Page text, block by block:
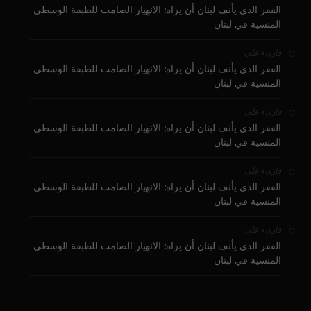
الفقر الذي يأنف لبنان أن يراه: الانهيار الصامت للطبقة الوسطى
المنسية في لبنان
قارىء على
الفقر الذي يأنف لبنان أن يراه: الانهيار الصامت للطبقة الوسطى
المنسية في لبنان
قارىء على
الفقر الذي يأنف لبنان أن يراه: الانهيار الصامت للطبقة الوسطى
المنسية في لبنان
قارىء على
الفقر الذي يأنف لبنان أن يراه: الانهيار الصامت للطبقة الوسطى
المنسية في لبنان
قارىء على
الفقر الذي يأنف لبنان أن يراه: الانهيار الصامت للطبقة الوسطى
المنسية في لبنان